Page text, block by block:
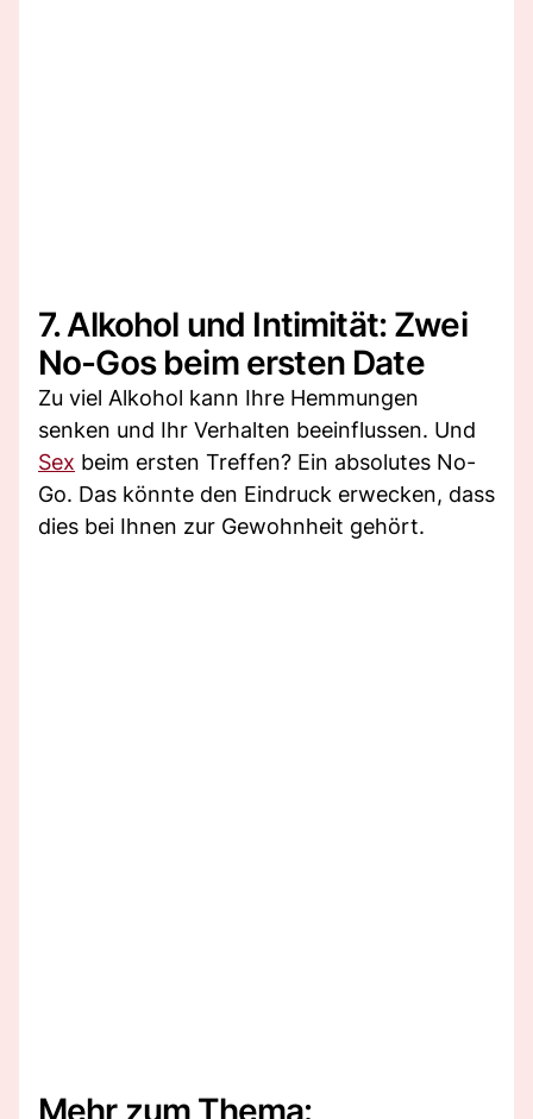
7. Alkohol und Intimität: Zwei
No-Gos beim ersten Date
Zu viel Alkohol kann Ihre Hemmungen
senken und Ihr Verhalten beeinflussen. Und
Sex beim ersten Treffen? Ein absolutes No-
Go. Das könnte den Eindruck erwecken, dass
dies bei Ihnen zur Gewohnheit gehört.
Mehr zum Thema: